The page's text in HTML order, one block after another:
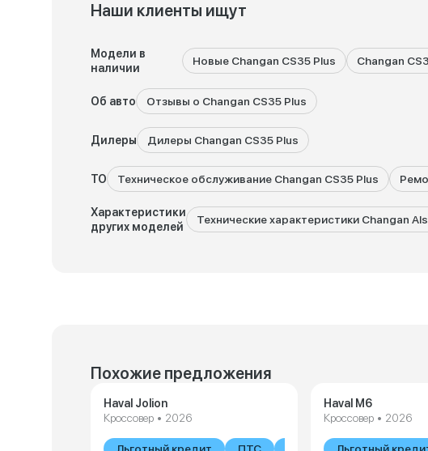
Наши клиенты ищут
Модели в
наличии
Новые Changan CS35 Plus Changan
Об авто Отзывы о Changan CS35 Plus
Дилеры Дилеры Changan CS35 Plus
ТО Техническое обслуживание Changan CS35 Plus
Характеристики
других моделей
Технические характеристики Changan
Похожие предложения
Haval Jolion
Кроссовер • 2026
Haval M6
Кроссовер • 2026